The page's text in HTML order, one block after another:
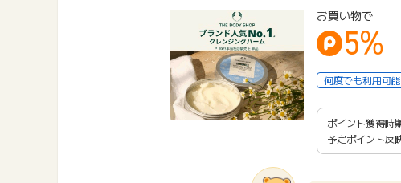
お買い物で
5%
何度でも利用可能
ポイント獲得時
予定ポイント反